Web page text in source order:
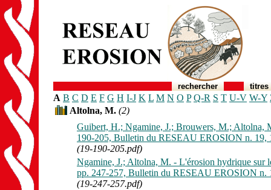
rechercher titres
A B C D E F G H I-J K L M N O P Q-R S T U-V W-Y
Altolna, M. (2)
Guibert, H.; Ngamine, J.; Brouwers, M.; Altolna,
190-205, Bulletin du RESEAU EROSION n. 19,
(19-190-205.pdf)
Ngamine, J.; Altolna, M. - L'érosion hydrique sur
pp. 247-257, Bulletin du RESEAU EROSION n.
(19-247-257.pdf)